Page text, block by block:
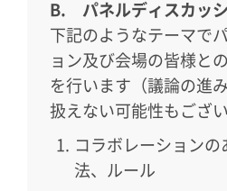
B. パネルディスカッ
下記のようなテーマで
ョン及び会場の皆様と
を行います（議論の進
扱えない可能性もござ
コラボレーションの
法、ルール